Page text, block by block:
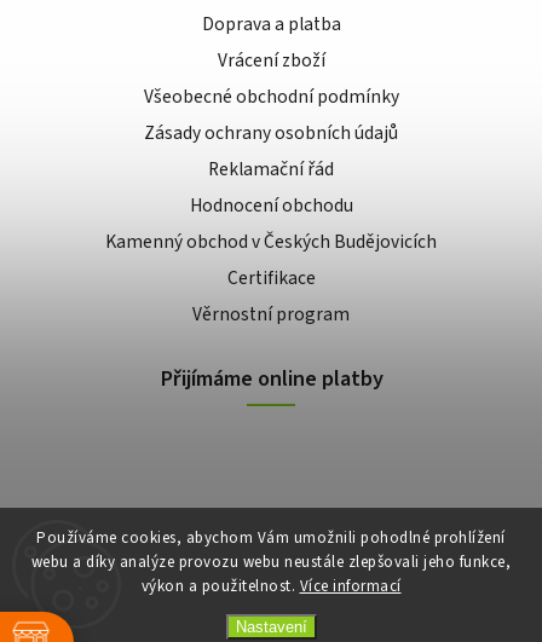
Používáme cookies, abychom Vám umožnili pohodlné prohlížení
webu a díky analýze provozu webu neustále zlepšovali jeho funkce,
výkon a použitelnost. Více informací
Nastavení
Doprava a platba
Vrácení zboží
Všeobecné obchodní podmínky
Zásady ochrany osobních údajů
Reklamační řád
Hodnocení obchodu
Kamenný obchod v Českých Budějovicích
Certifikace
Věrnostní program
Přijímáme online platby
Copyright 2026E-shop Slunečnice. Všechna práva vyhrazena.
VytvořilShoptet| Design